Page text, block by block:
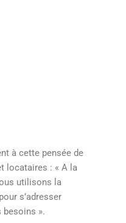
à cette pensée de
locataires : « A la
utilisons la
s’adresser
besoins ».